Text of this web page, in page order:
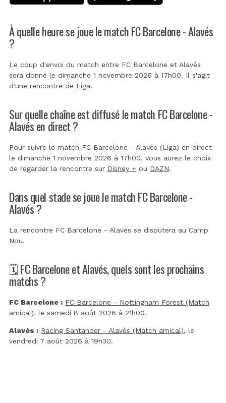
À quelle heure se joue le match FC Barcelone - Alavés
?
Le coup d'envoi du match entre FC Barcelone et Alavés
sera donné le dimanche 1 novembre 2026 à 17h00. Il s'agit
d'une rencontre de Liga.
Sur quelle chaîne est diffusé le match FC Barcelone -
Alavés en direct ?
Pour suivre le match FC Barcelone - Alavés (Liga) en direct
le dimanche 1 novembre 2026 à 17h00, vous aurez le choix
de regarder la rencontre sur Disney + ou DAZN.
Dans quel stade se joue le match FC Barcelone -
Alavés ?
La rencontre FC Barcelone - Alavés se disputera au Camp
Nou.
🗓️ FC Barcelone et Alavés, quels sont les prochains
matchs ?
FC Barcelone : FC Barcelone - Nottingham Forest (Match
amical), le samedi 8 août 2026 à 21h00.
Alavés : Racing Santander - Alavés (Match amical), le
vendredi 7 août 2026 à 19h30.